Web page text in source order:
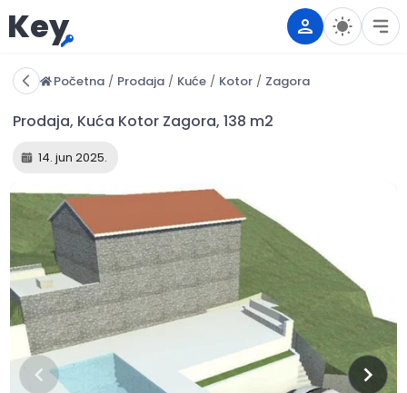
Key
Početna / Prodaja / Kuće / Kotor / Zagora
14. jun 2025.